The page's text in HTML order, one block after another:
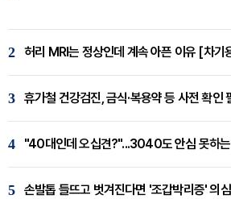
2 허리 MRI는 정상인데 계속 아픈 이유 [차기
3 휴가철 건강검진, 금식·복용약 등 사전 확
4 "40대인데 오십견?"...3040도 안심 못하는
5 손발톱 들뜨고 벗겨진다면 '조갑박리증' 의